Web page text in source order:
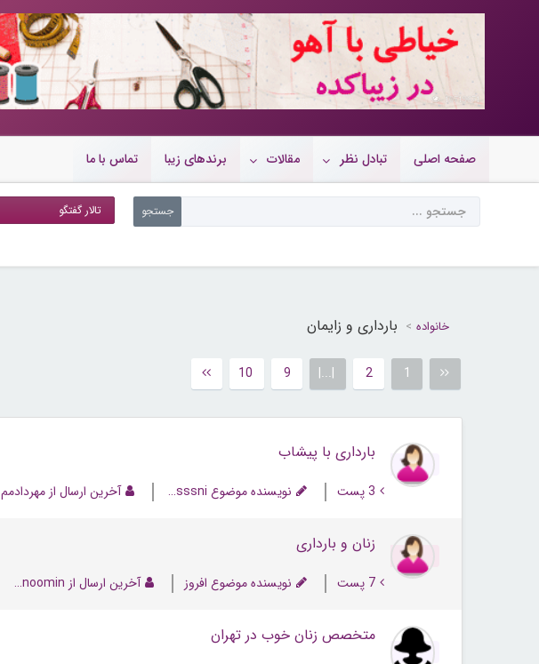
10719671
صفحه اصلی تبادل نظر مقالات برندهای زیبا تماس با ما
خانواده بارداری و زایمان
1
2
|...|
9
10
بارداری با پیشاب
3 پست نویسنده موضوع Mobina_ hossssni آخرین ارسال از مهردادمم
زنان و بارداری
7 پست نویسنده موضوع افروز آخرین ارسال از banoomin
متخصص زنان خوب در تهران